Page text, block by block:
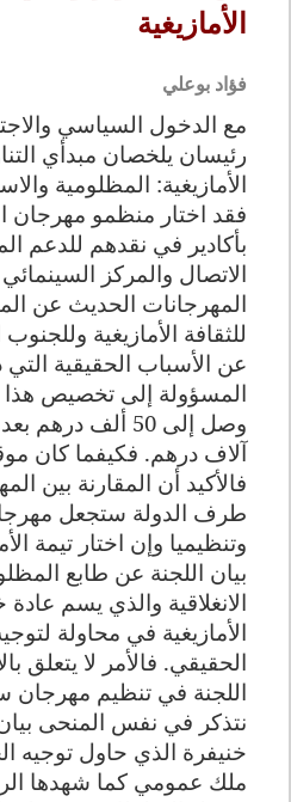
الأمازيغية
فؤاد بوعلي
مع الدخول السياسي
رئيسان يلخصان مبدأي
الأمازيغية: المظلومية
فقد اختار منظمو مهرجان
بأكادير في نقدهم للدعم
الاتصال والمركز
المهرجانات الحديث عن
للثقافة الأمازيغية
عن الأسباب الحقيقية
المسؤولة إلى تخصيص هذا
آلاف درهم. فكيفما كان
فالأكيد أن المقارنة بين
طرف الدولة ستجعل
وتنظيميا وإن اختار تيمة
بيان اللجنة عن طابع
الانغلاقية والذي يسم
الأمازيغية في محاولة
الحقيقي. فالأمر لا يتعلق
اللجنة في تنظيم مهرجان
نتذكر في نفس المنحى
خنيفرة الذي حاول
ملك عمومي كما شهدها